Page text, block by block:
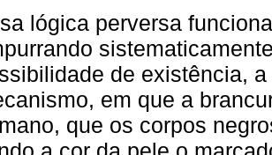
lógica perversa
de existência,
em que a
que os corpos